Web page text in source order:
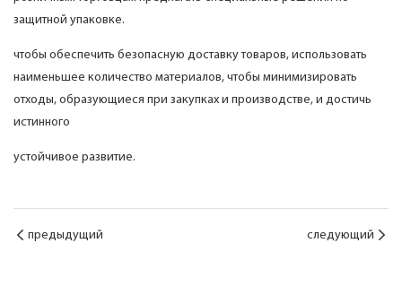
защитной упаковке.
чтобы обеспечить безопасную доставку товаров, использовать
наименьшее количество материалов, чтобы минимизировать
отходы, образующиеся при закупках и производстве, и достичь
истинного
устойчивое развитие.
предыдущий следующий